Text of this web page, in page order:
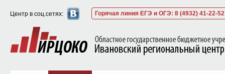
Центр в соц.сетях: Горячая линия ЕГЭ и ОГЭ: 8 (4932) 41-22-